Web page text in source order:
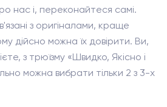
нас і, переконайтеся самі.
з оригіналами, краще
дійсно можна їх довірити. Ви,
з трюїзму «Швидко, Якісно і
можна вибрати тільки 2 з 3-х